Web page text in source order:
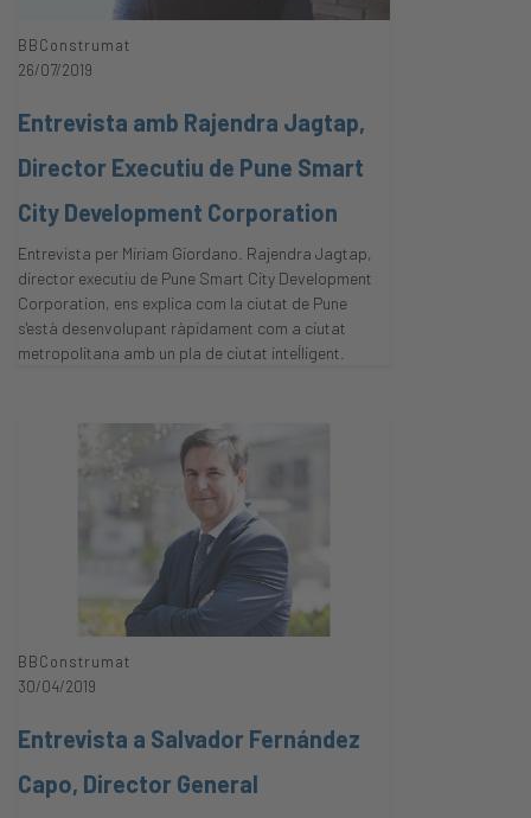
BBConstrumat
26/07/2019
Entrevista amb Rajendra Jagtap,
Director Executiu de Pune Smart
City Development Corporation
Entrevista per Miriam Giordano. Rajendra Jagtap,
director executiu de Pune Smart City Development
Corporation, ens explica com la ciutat de Pune
s'està desenvolupant ràpidament com a ciutat
metropolitana amb un pla de ciutat intel·ligent.
BBConstrumat
30/04/2019
Entrevista a Salvador Fernández
Capo, Director General